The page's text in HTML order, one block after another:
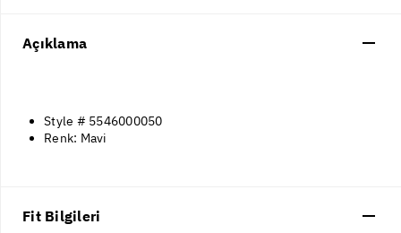
Açıklama
Style # 5546000050
Renk: Mavi
Fit Bilgileri